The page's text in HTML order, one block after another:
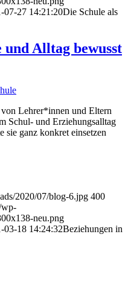
07-27 14:21:20Die Schule als
und Alltag bewusst
Lehrer*innen und Eltern
Schul- und Erziehungsalltag
ganz konkret einsetzen
2020/07/blog-6.jpg 400
wp-
neu.png
03-18 14:24:32Beziehungen in